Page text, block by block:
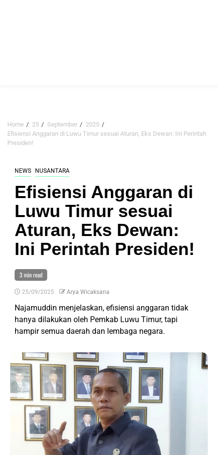
Home 25 September
2025
Efisiensi Anggaran di Luwu Timur sesuai Aturan, Eks Dewan: Ini Perintah
Presiden!
NEWS NUSANTARA
Efisiensi Anggaran di
Luwu Timur sesuai
Aturan, Eks Dewan:
Ini Perintah Presiden!
3 min read
25/09/2025 Arya Wicaksana
Najamuddin menjelaskan, efisiensi anggaran tidak
hanya dilakukan oleh Pemkab Luwu Timur, tapi
hampir semua daerah dan lembaga negara.